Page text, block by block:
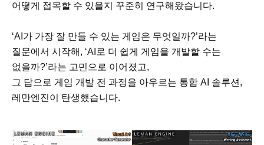
어떻게 접목할 수 있을지 꾸준히 연구해왔습니다.
‘AI가 가장 잘 만들 수 있는 게임은 무엇일까?’라는
질문에서 시작해, ‘AI로 더 쉽게 게임을 개발할 수는
없을까?’라는 고민으로 이어졌고,
그 답으로 게임 개발 전 과정을 아우르는 통합 AI 솔루션,
레만엔진이 탄생했습니다.